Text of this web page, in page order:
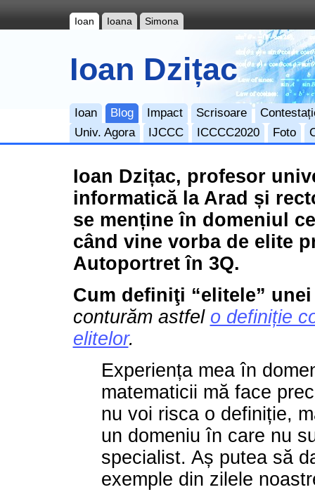
Ioan Ioana Simona
Ioan Dzițac
Ioan Blog Impact Scrisoare
Univ. Agora
IJCCC ICCCC2020 Foto
Ioan Dzițac, profesor
informatică la Arad și
se menține în domeniul
când vine vorba de elite
Autoportret în 3Q.
Cum definiţi “elitele”
conturăm astfel o definiție
elitelor.
Experiența mea în
matematicii mă face
nu voi risca o definiție,
un domeniu în care nu
specialist. Aș putea să
exemple din zilele